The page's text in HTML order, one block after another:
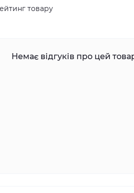
товару
Немає відгуків про цей